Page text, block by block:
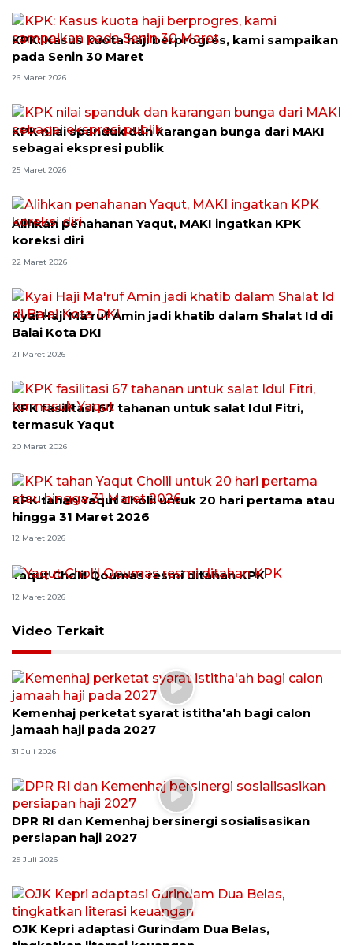
KPK: Kasus kuota haji berprogres, kami sampaikan
pada Senin 30 Maret
26 Maret 2026
KPK nilai spanduk dan karangan bunga dari MAKI
sebagai ekspresi publik
25 Maret 2026
Alihkan penahanan Yaqut, MAKI ingatkan KPK
koreksi diri
22 Maret 2026
Kyai Haji Ma'ruf Amin jadi khatib dalam Shalat Id di
Balai Kota DKI
21 Maret 2026
KPK fasilitasi 67 tahanan untuk salat Idul Fitri,
termasuk Yaqut
20 Maret 2026
KPK tahan Yaqut Cholil untuk 20 hari pertama atau
hingga 31 Maret 2026
12 Maret 2026
Yaqut Cholil Qoumas resmi ditahan KPK
12 Maret 2026
Video Terkait
Kemenhaj perketat syarat istitha'ah bagi calon
jamaah haji pada 2027
31 Juli 2026
DPR RI dan Kemenhaj bersinergi sosialisasikan
persiapan haji 2027
29 Juli 2026
OJK Kepri adaptasi Gurindam Dua Belas,